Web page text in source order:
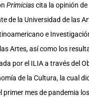
Primiciascita la opinión de
de la Universidad de las
e
Artes, así como los
por el ILIA a través del
de la Cultura, la cual
primer mes de pandemia